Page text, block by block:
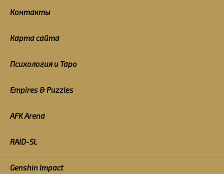
Контакты
Карта сайта
Психология и Таро
Empires & Puzzles
AFK Arena
RAID-SL
Genshin Impact